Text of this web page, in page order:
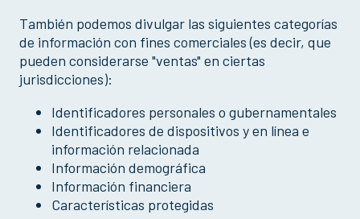
También podemos divulgar las siguientes categorías
de información con fines comerciales (es decir, que
pueden considerarse "ventas" en ciertas
jurisdicciones):
Identificadores personales o gubernamentales
Identificadores de dispositivos y en línea e
información relacionada
Información demográfica
Información financiera
Características protegidas